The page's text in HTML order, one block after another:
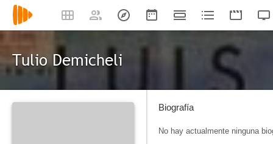
Tulio Demicheli
Biografía
No hay actualmente ninguna